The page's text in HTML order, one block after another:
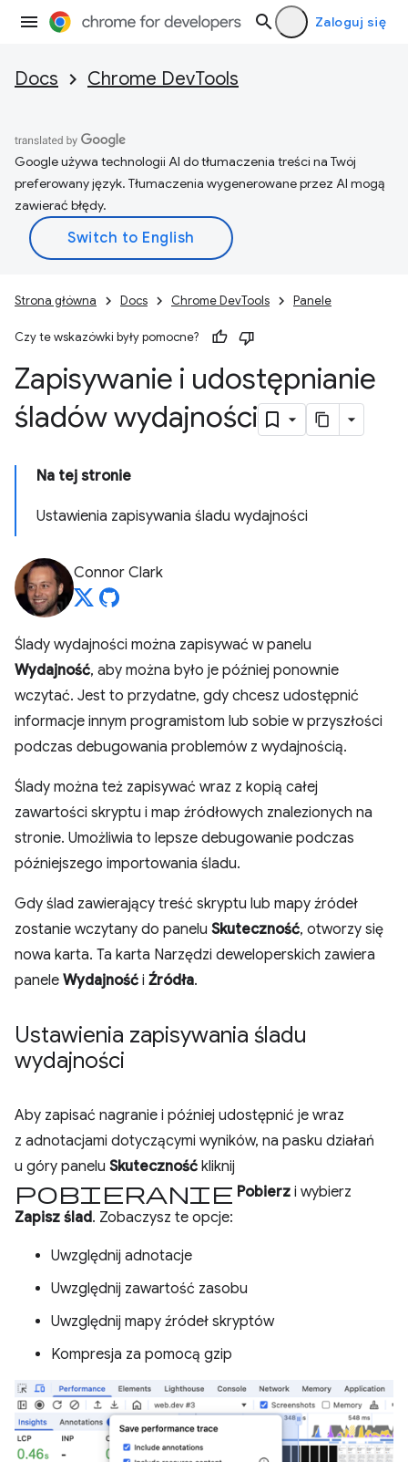
Zaloguj się
Docs Chrome DevTools
Google używa technologii AI do tłumaczenia treści na Twój
preferowany język. Tłumaczenia wygenerowane przez AI mogą
zawierać błędy.
Strona główna Docs Chrome DevTools Panele
Czy te wskazówki były pomocne?
Zapisywanie i udostępnianie
śladów wydajności
Na tej stronie
Ustawienia zapisywania śladu wydajności
Connor Clark
Ślady wydajności można zapisywać w panelu
Wydajność, aby można było je później ponownie
wczytać. Jest to przydatne, gdy chcesz udostępnić
informacje innym programistom lub sobie w przyszłości
podczas debugowania problemów z wydajnością.
Ślady można też zapisywać wraz z kopią całej
zawartości skryptu i map źródłowych znalezionych na
stronie. Umożliwia to lepsze debugowanie podczas
późniejszego importowania śladu.
Gdy ślad zawierający treść skryptu lub mapy źródeł
zostanie wczytany do panelu Skuteczność, otworzy się
nowa karta. Ta karta Narzędzi deweloperskich zawiera
panele Wydajność i Źródła.
Ustawienia zapisywania śladu
wydajności
Aby zapisać nagranie i później udostępnić je wraz
z adnotacjami dotyczącymi wyników, na pasku działań
u góry panelu Skuteczność kliknij
pobieranie Pobierz i wybierz
Zapisz ślad. Zobaczysz te opcje:
Uwzględnij adnotacje
Uwzględnij zawartość zasobu
Uwzględnij mapy źródeł skryptów
Kompresja za pomocą gzip